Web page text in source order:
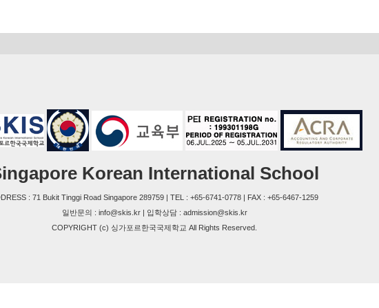
Korean International School
: 71 Bukit Tinggi Road Singapore 289759 | TEL : +65-6741-0778 | FAX : +65-6467-1259
일반문의 : info@skis.kr | 입학상담 : admission@skis.kr
COPYRIGHT (c) 싱가포르한국국제학교 All Rights Reserved.